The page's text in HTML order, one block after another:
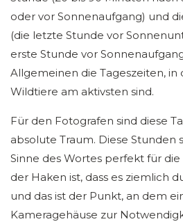
oder vor Sonnenaufgang) und
(die letzte Stunde vor
erste Stunde vor
Allgemeinen die Tageszeiten, in
Wildtiere am aktivsten sind.
Für den Fotografen sind diese
absolute Traum. Diese Stunden
Sinne des Wortes perfekt für
der Haken ist, dass es ziemlich
und das ist der Punkt, an dem
Kameragehäuse zur